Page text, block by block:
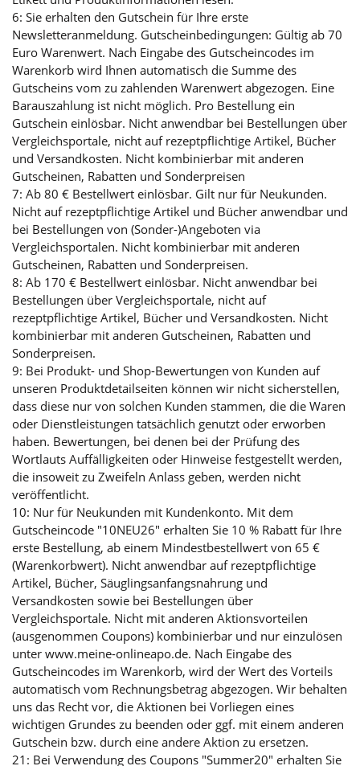
6: Sie erhalten den Gutschein für Ihre erste
Newsletteranmeldung. Gutscheinbedingungen: Gültig ab 70
Euro Warenwert. Nach Eingabe des Gutscheincodes im
Warenkorb wird Ihnen automatisch die Summe des
Gutscheins vom zu zahlenden Warenwert abgezogen. Eine
Barauszahlung ist nicht möglich. Pro Bestellung ein
Gutschein einlösbar. Nicht anwendbar bei Bestellungen über
Vergleichsportale, nicht auf rezeptpflichtige Artikel, Bücher
und Versandkosten. Nicht kombinierbar mit anderen
Gutscheinen, Rabatten und Sonderpreisen
7: Ab 80 € Bestellwert einlösbar. Gilt nur für Neukunden.
Nicht auf rezeptpflichtige Artikel und Bücher anwendbar und
bei Bestellungen von (Sonder-)Angeboten via
Vergleichsportalen. Nicht kombinierbar mit anderen
Gutscheinen, Rabatten und Sonderpreisen.
8: Ab 170 € Bestellwert einlösbar. Nicht anwendbar bei
Bestellungen über Vergleichsportale, nicht auf
rezeptpflichtige Artikel, Bücher und Versandkosten. Nicht
kombinierbar mit anderen Gutscheinen, Rabatten und
Sonderpreisen.
9: Bei Produkt- und Shop-Bewertungen von Kunden auf
unseren Produktdetailseiten können wir nicht sicherstellen,
dass diese nur von solchen Kunden stammen, die die Waren
oder Dienstleistungen tatsächlich genutzt oder erworben
haben. Bewertungen, bei denen bei der Prüfung des
Wortlauts Auffälligkeiten oder Hinweise festgestellt werden,
die insoweit zu Zweifeln Anlass geben, werden nicht
veröffentlicht.
10: Nur für Neukunden mit Kundenkonto. Mit dem
Gutscheincode "10NEU26" erhalten Sie 10 % Rabatt für Ihre
erste Bestellung, ab einem Mindestbestellwert von 65 €
(Warenkorbwert). Nicht anwendbar auf rezeptpflichtige
Artikel, Bücher, Säuglingsanfangsnahrung und
Versandkosten sowie bei Bestellungen über
Vergleichsportale. Nicht mit anderen Aktionsvorteilen
(ausgenommen Coupons) kombinierbar und nur einzulösen
unter www.meine-onlineapo.de. Nach Eingabe des
Gutscheincodes im Warenkorb, wird der Wert des Vorteils
automatisch vom Rechnungsbetrag abgezogen. Wir behalten
uns das Recht vor, die Aktionen bei Vorliegen eines
wichtigen Grundes zu beenden oder ggf. mit einem anderen
Gutschein bzw. durch eine andere Aktion zu ersetzen.
21: Bei Verwendung des Coupons "Summer20" erhalten Sie